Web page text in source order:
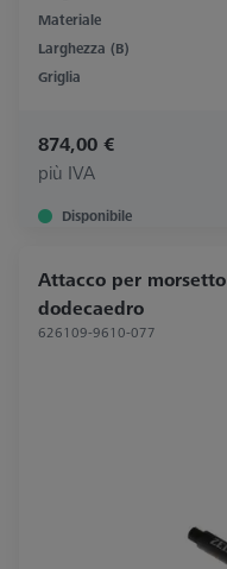
Materiale
Larghezza (B)
Griglia
874,00 €
più IVA
Disponibile
Attacco per
dodecaedro
626109-9610-077